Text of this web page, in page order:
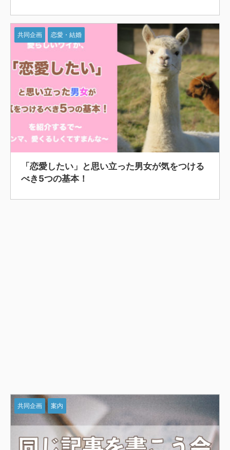
共同企画 恋愛・結婚
「恋愛したい」と思い立った男女が気をつける
べき5つの基本！
共同企画 案内